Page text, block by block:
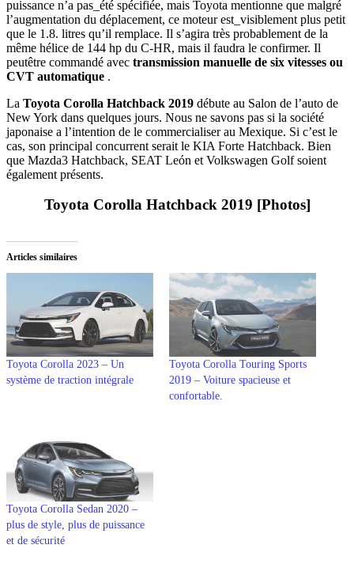
puissance n’a pas_été spécifiée, mais Toyota mentionne que malgré
l’augmentation du déplacement, ce moteur est_visiblement plus petit
que le 1.8. litres qu’il remplace. Il s’agira très probablement de la
même hélice de 144 hp du C-HR, mais il faudra le confirmer. Il
peutêtre commandé avec transmission manuelle de six vitesses ou
CVT automatique .
La Toyota Corolla Hatchback 2019 débute au Salon de l’auto de
New York dans quelques jours. Nous ne savons pas si la société
japonaise a l’intention de le commercialiser au Mexique. Si c’est le
cas, son principal concurrent serait le KIA Forte Hatchback. Bien
que Mazda3 Hatchback, SEAT León et Volkswagen Golf soient
également présents.
Toyota Corolla Hatchback 2019 [Photos]
Articles similaires
Toyota Corolla 2023 – Un
système de traction intégrale
Toyota Corolla Touring Sports
2019 – Voiture spacieuse et
confortable.
Toyota Corolla Sedan 2020 –
plus de style, plus de puissance
et de sécurité